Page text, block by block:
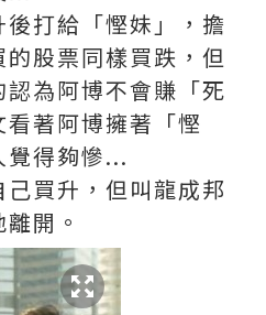
打給「慳妹」，擔
股票同樣買跌，但
認為阿博不會賺「死
著阿博擁著「慳
覺得夠慘...
買升，但叫龍成邦
開。